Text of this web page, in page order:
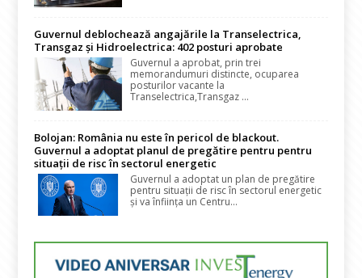
Guvernul deblochează angajările la Transelectrica,
Transgaz și Hidroelectrica: 402 posturi aprobate
Guvernul a aprobat, prin trei
memorandumuri distincte, ocuparea
posturilor vacante la
Transelectrica,Transgaz ...
Bolojan: România nu este în pericol de blackout.
Guvernul a adoptat planul de pregătire pentru pentru
situații de risc în sectorul energetic
Guvernul a adoptat un plan de pregătire
pentru situații de risc în sectorul energetic
și va înființa un Centru...